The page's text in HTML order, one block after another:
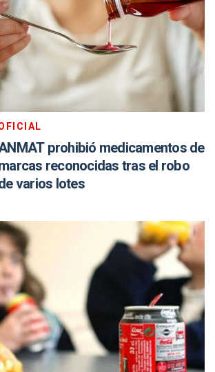
prohibió medicamentos de
reconocidas tras el robo
varios lotes